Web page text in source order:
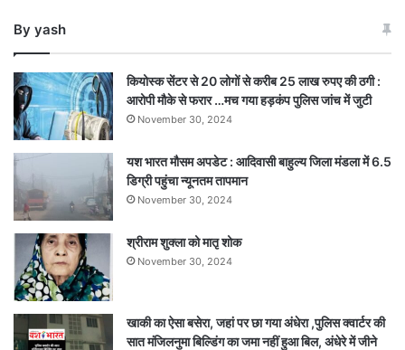
फीट
में
फंसे,
ग्रामीणों
ने
निकाला
शव
By yash
कियोस्क सेंटर से 20 लोगों से करीब 25 लाख रुपए की ठगी :
आरोपी मौके से फरार …मच गया हड़कंप पुलिस जांच में जुटी
November 30, 2024
यश भारत मौसम अपडेट : आदिवासी बाहुल्य जिला मंडला में 6.5
डिग्री पहुंचा न्यूनतम तापमान
November 30, 2024
श्रीराम शुक्ला को मातृ शोक
November 30, 2024
खाकी का ऐसा बसेरा, जहां पर छा गया अंधेरा ,पुलिस क्वार्टर की
सात मंजिलनुमा बिल्डिंग का जमा नहीं हुआ बिल, अंधेरे में जीने